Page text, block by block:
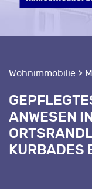
Wohnimmobilie >
NWESEN IN
URBADES